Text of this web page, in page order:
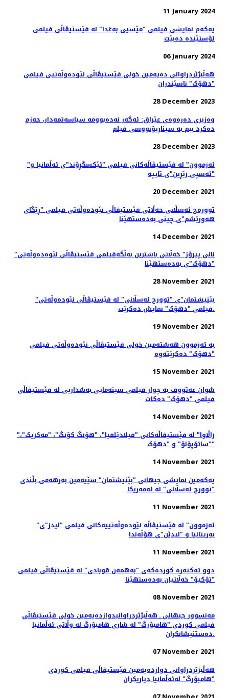
11 January 2024
یەکەم نمایشی فیلمی "مێسیی بەغدا" لە فێستیڤاڵی فیلمی
ئۆستێندە دەبێت
06 January 2024
هه‌ڵبژێردراوانی دەیەمین خولی فێستیڤاڵی نێودەوڵەتیی فیلمی
"دهۆک" ناسێندران
28 December 2023
وەزیری دەرەوەی عێراق: ئه‌گه‌ر نه‌ده‌بوومه‌ سیاسەتمەدار، حەزم
دەکرد ببم بە سیناریۆنووسی فیلم
28 December 2023
"ئەزموون" لە فێستیڤاڵەکانی فیلمی "ئێکسگڕۆند"ی ئەڵمانیا و
"ئەسپی زێڕین"ی تایپە
20 December 2021
توورەج ئەسڵانی خەڵاتی فێستیڤاڵی نێودەوڵەتی فیلمی "ڕێگای
هەورێشم"ی چینی بەدەستهێنا
14 December 2021
"نانی پیرۆز" خەڵاتی باشترین بەڵگەفیلمی فێستیڤاڵی نێوەدەوڵەتی
"دهۆک"ی بەدەستهێنا
28 November 2021
"بێنیشتمان"ی "توورج ئەسڵانی" لە فێستیڤاڵی نێودەوڵەتی
فیلمی "دهۆک" نمایش ده‌کرێت.
19 November 2021
بە ئەزموون هەشتەمین خولی فێستیڤاڵی نێودەوڵەتی فیلمی
"دهۆک" دەکرێتەوە
15 November 2021
شوان عەتووف به چوار فیلمی سینەمایی بەشداریی لە فێستیڤاڵی
فیلمی "دهۆک" دەكات
14 November 2021
"زاڵاوا" لە فێستیڤاڵەکانی "فیلادێلفیا"، "هۆنگ کۆنگ"، "مەکزیک"،
"سائۆپۆلۆ" و "دهۆک"
14 November 2021
یەکەمین نمایشی جیهانی "بێنیشتمان" سێیەمین بەرهەمی بڵندی
"توورج ئەسڵانی" لە ئەمەریکا
11 November 2021
"ئەزموون" لە فێستیڤاڵە نێودەوڵەتییەکانی فیلمی "لیدز"ی
بەریتانیا و "لیدێن"ی هۆڵەندا
11 November 2021
دوو ئەکتەرە کوردەکەی "بەهمەن قوبادی" لە فێستیڤاڵی فیلمی
"تۆکیۆ" خەڵاتیان بەدەستهێنا
08 November 2021
مەنسوور جیهانی ـ هه‌ڵبژێردراوانیدوازدەیەمین خولی فێستیڤاڵی
فیلمی کوردی "هامبۆرگ" لە شاری هامبۆرگ لە وڵاتی ئەڵمانیا
ده‌ستنیشانکران.
07 November 2021
هه‌ڵبژێردراوانی دوازدەیەمین فێستیڤاڵی فیلمی کوردی
"هامبۆرگ" لەئەڵمانیا دیاریکران